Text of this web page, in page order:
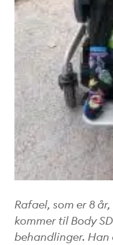
Rafael, som er 8 år,
kommer til Body
behandlinger. Han